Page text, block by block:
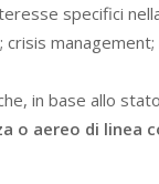
specifici
in base allo
o aereo di linea